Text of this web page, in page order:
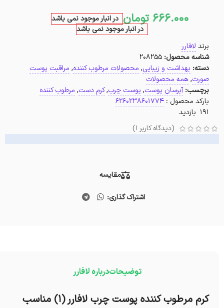
666.000 تومان در انبار موجود نمی باشد
در انبار موجود نمی باشد
برند لافارر
شناسه محصول: 208255
دسته: بهداشت و زیبایی, محصولات مرطوب کننده, مراقبت پوست
صورت,همه محصولات
برچسب: آبرسان پوست, پوست چرب,کرم دست, مرطوب کننده
بارکد محصول : 6260238601774
191 بازدید
(دیدگاه کاربر 1
)
مقایسه
اشتراک گذاری:
توضیحاتدرباره لافارر
کرم مرطوب کننده پوست چرب لافارر (1) مناسب